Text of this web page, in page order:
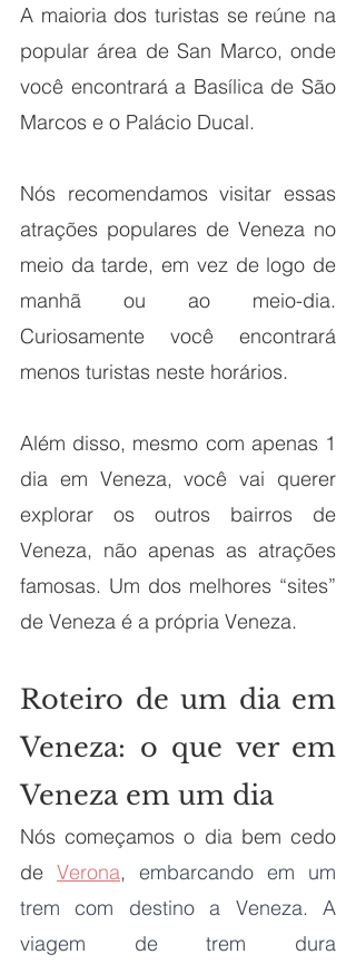
A maioria dos turistas se reúne na
popular área de San Marco, onde
você encontrará a Basílica de São
Marcos e o Palácio Ducal.
Nós recomendamos visitar essas
atrações populares de Veneza no
meio da tarde, em vez de logo de
manhã ou ao meio-dia.
Curiosamente você encontrará
menos turistas neste horários.
Além disso, mesmo com apenas 1
dia em Veneza, você vai querer
explorar os outros bairros de
Veneza, não apenas as atrações
famosas. Um dos melhores “sites”
de Veneza é a própria Veneza.
Roteiro de um dia em
Veneza: o que ver em
Veneza em um dia
Nós começamos o dia bem cedo
de Verona, embarcando em um
trem com destino a Veneza. A
viagem de trem dura